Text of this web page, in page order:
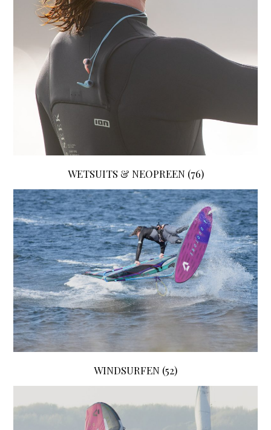
WETSUITS & NEOPREEN (76)
WINDSURFEN (52)